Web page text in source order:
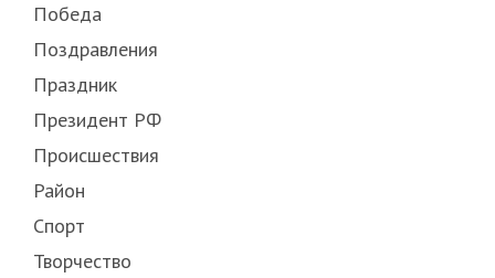
Победа
Поздравления
Праздник
Президент РФ
Происшествия
Район
Спорт
Творчество